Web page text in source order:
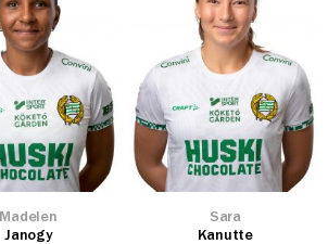
Madelen
Janogy
Sara
Kanutte